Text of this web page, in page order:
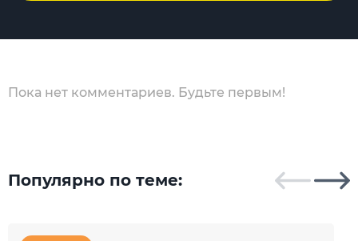
Пока нет комментариев. Будьте первым!
Популярно по теме: